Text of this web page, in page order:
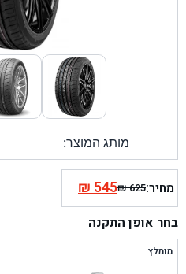
מותג המוצר:
מחיר: ₪625
המחיר
המקורי
היה:
₪545המחיר
הנוכחי
הוא:
בחר אופן התקנה
מומלץ